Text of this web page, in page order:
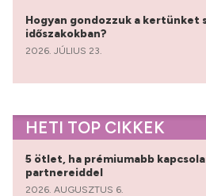
Hogyan gondozzuk a kertünket
időszakokban?
2026. JÚLIUS 23.
HETI TOP CIKKEK
5 ötlet, ha prémiumabb
partnereiddel
2026. AUGUSZTUS 6.